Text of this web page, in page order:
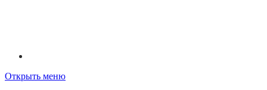
Открыть меню